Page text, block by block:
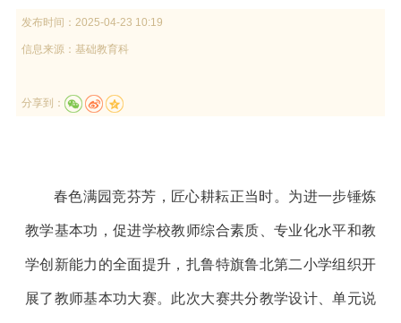
发布时间： 2025-04-23 10:19
信息来源： 基础教育科
分享到：
春色满园竞芬芳，匠心耕耘正当时。为进一步锤炼
教学基本功，促进学校教师综合素质、专业化水平和教
学创新能力的全面提升，扎鲁特旗鲁北第二小学组织开
展了教师基本功大赛。此次大赛共分教学设计、单元说